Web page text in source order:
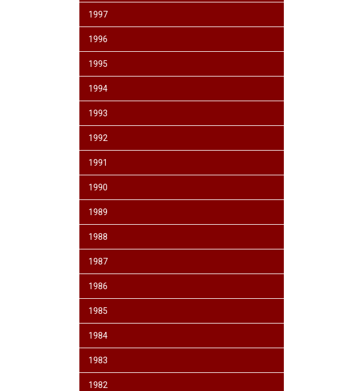
1997
1996
1995
1994
1993
1992
1991
1990
1989
1988
1987
1986
1985
1984
1983
1982